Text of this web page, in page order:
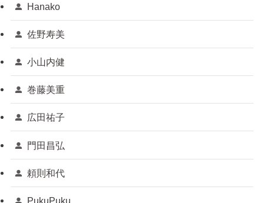
Hanako
佐野寿美
小山内健
巻藤美重
広田祐子
門田昌弘
頼則和代
PukuPuku